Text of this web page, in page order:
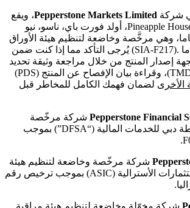
شركة
، ويقع
مقرها في مبنى #1 Pineapple House، أولد فورت باي، ناسو، نيو
وهي مرخَّصة وخاضعة لتنظيم هيئة الأوراق
المالية في جزر البهاما .(SIA-F217) يُرجى التأكد مما إذا كنت ضمن
إصدار المنتج من خلال مراجعة وثيقة تحديد
السوق المستهدف (TMD)، وقراءة بيان الإفصاح عن المنتج (PDS)
الأخرى لضمان فهمك الكامل للمخاطر قبل
Pepperstone Financial شركة مرخّصة
وخاضعة لتنظيم سلطة دبي للخدمات المالية (“DFSA”) بموجب
شركة مرخّصة وخاضعة لتنظيم هيئة
الأوراق المالية والاستثمارات الأسترالية (ASIC) بموجب ترخيص رقم